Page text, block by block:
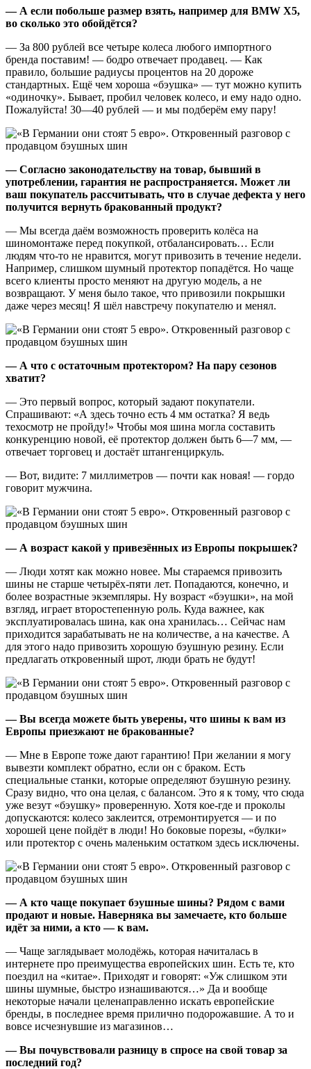
— А если побольше размер взять, например для BMW X5,
во сколько это обойдётся?
— За 800 рублей все четыре колеса любого импортного
бренда поставим! — бодро отвечает продавец. — Как
правило, большие радиусы процентов на 20 дороже
стандартных. Ещё чем хороша «бэушка» — тут можно купить
«одиночку». Бывает, пробил человек колесо, и ему надо одно.
Пожалуйста! 30—40 рублей — и мы подберём ему пару!
— Согласно законодательству на товар, бывший в
употреблении, гарантия не распространяется. Может ли
ваш покупатель рассчитывать, что в случае дефекта у него
получится вернуть бракованный продукт?
— Мы всегда даём возможность проверить колёса на
шиномонтаже перед покупкой, отбалансировать… Если
людям что-то не нравится, могут привозить в течение недели.
Например, слишком шумный протектор попадётся. Но чаще
всего клиенты просто меняют на другую модель, а не
возвращают. У меня было такое, что привозили покрышки
даже через месяц! Я шёл навстречу покупателю и менял.
— А что с остаточным протектором? На пару сезонов
хватит?
— Это первый вопрос, который задают покупатели.
Спрашивают: «А здесь точно есть 4 мм остатка? Я ведь
техосмотр не пройду!» Чтобы моя шина могла составить
конкуренцию новой, её протектор должен быть 6—7 мм, —
отвечает торговец и достаёт штангенциркуль.
— Вот, видите: 7 миллиметров — почти как новая! — гордо
говорит мужчина.
— А возраст какой у привезённых из Европы покрышек?
— Люди хотят как можно новее. Мы стараемся привозить
шины не старше четырёх-пяти лет. Попадаются, конечно, и
более возрастные экземпляры. Ну возраст «бэушки», на мой
взгляд, играет второстепенную роль. Куда важнее, как
эксплуатировалась шина, как она хранилась… Сейчас нам
приходится зарабатывать не на количестве, а на качестве. А
для этого надо привозить хорошую бэушную резину. Если
предлагать откровенный шрот, люди брать не будут!
— Вы всегда можете быть уверены, что шины к вам из
Европы приезжают не бракованные?
— Мне в Европе тоже дают гарантию! При желании я могу
вывезти комплект обратно, если он с браком. Есть
специальные станки, которые определяют бэушную резину.
Сразу видно, что она целая, с балансом. Это я к тому, что сюда
уже везут «бэушку» проверенную. Хотя кое-где и проколы
допускаются: колесо заклеится, отремонтируется — и по
хорошей цене пойдёт в люди! Но боковые порезы, «булки»
или протектор с очень маленьким остатком здесь исключены.
— А кто чаще покупает бэушные шины? Рядом с вами
продают и новые. Наверняка вы замечаете, кто больше
идёт за ними, а кто — к вам.
— Чаще заглядывает молодёжь, которая начиталась в
интернете про преимущества европейских шин. Есть те, кто
поездил на «китае». Приходят и говорят: «Уж слишком эти
шины шумные, быстро изнашиваются…» Да и вообще
некоторые начали целенаправленно искать европейские
бренды, в последнее время прилично подорожавшие. А то и
вовсе исчезнувшие из магазинов…
— Вы почувствовали разницу в спросе на свой товар за
последний год?